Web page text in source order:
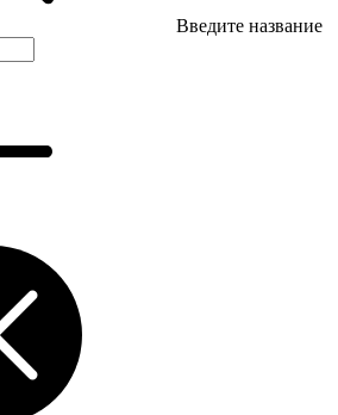
Введите название